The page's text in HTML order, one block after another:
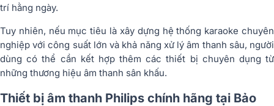
trí hằng ngày.
Tuy nhiên, nếu mục tiêu là xây dựng hệ thống karaoke chuyên
nghiệp với công suất lớn và khả năng xử lý âm thanh sâu, người
dùng có thể cần kết hợp thêm các thiết bị chuyên dụng từ
những thương hiệu âm thanh sân khấu.
Thiết bị âm thanh Philips chính hãng tại Bảo